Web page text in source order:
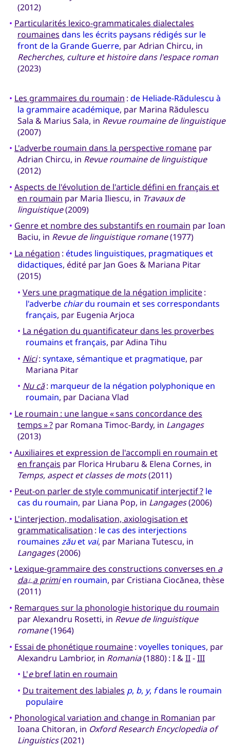
(2012)
• Particularités lexico-grammaticales dialectales
roumaines dans les écrits paysans rédigés sur le
front de la Grande Guerre, par Adrian Chircu, in
Recherches, culture et histoire dans l'espace roman
(2023)
• Les grammaires du roumain : de Heliade-Rădulescu à
la grammaire académique, par Marina Rădulescu
Sala & Marius Sala, in Revue roumaine de linguistique
(2007)
• L'adverbe roumain dans la perspective romanepar
Adrian Chircu, in Revue roumaine de linguistique
(2012)
• Aspects de l'évolution de l'article défini en français et
en roumain par Maria Iliescu, in Travaux de
linguistique(2009)
• Genre et nombre des substantifs en roumain par Ioan
Baciu, in Revue de linguistique romane(1977)
• La négation : études linguistiques, pragmatiques et
didactiques, édité par Jan Goes & Mariana Pitar
(2015)
• Vers une pragmatique de la négation implicite:
l'adverbe chiardu roumain et ses correspondants
français, par Eugenia Arjoca
• La négation du quantificateur dans les proverbes
roumains et français, par Adina Tihu
• Nici: syntaxe, sémantique et pragmatique, par
Mariana Pitar
• Nu că: marqueur de la négation polyphonique en
roumain, par Daciana Vlad
• Le roumain : une langue « sans concordance des
temps » ?par Romana Timoc-Bardy, in Langages
(2013)
• Auxiliaires et expression de l'accompli en roumain et
en français par Florica Hrubaru & Elena Cornes, in
Temps, aspect et classes de mots(2011)
• Peut-on parler de style communicatif interjectif ? le
cas du roumain, par Liana Pop, in Langages(2006)
• L'interjection, modalisation, axiologisation et
grammaticalisation : le cas des interjections
roumaines zăuet vai, par Mariana Tutescu, in
Langages(2006)
• Lexique-grammaire des constructions converses en a
da/ a primien roumain, par Cristiana Ciocănea, thèse
(2011)
• Remarques sur la phonologie historique du roumain
par Alexandru Rosetti, in Revue de linguistique
romane(1964)
• Essai de phonétique roumaine: voyelles toniques, par
Alexandru Lambrior, in Romania(1880) : I &II-III
• L'ebref latin en roumain
• Du traitement des labiales p, b, y, fdans le roumain
populaire
• Phonological variation and change in Romanian par
Ioana Chitoran, in Oxford Research Encyclopedia of
Linguistics(2021)